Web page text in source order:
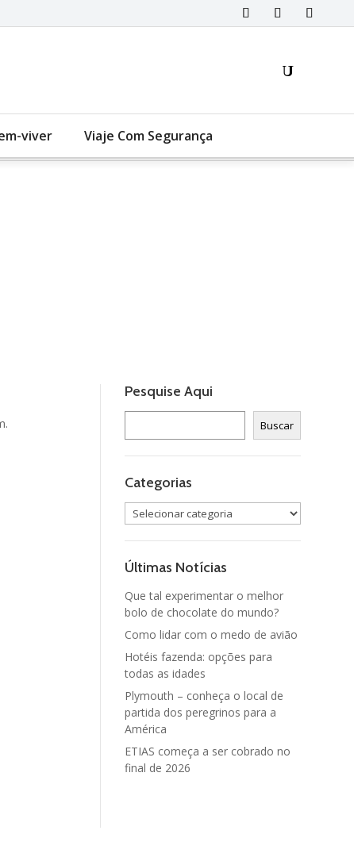
viver Viaje Com Segurança
Pesquise Aqui
Buscar
Categorias
Categorias
Últimas Notícias
Que tal experimentar o melhor
bolo de chocolate do mundo?
Como lidar com o medo de avião
Hotéis fazenda: opções para
todas as idades
Plymouth – conheça o local de
partida dos peregrinos para a
América
ETIAS começa a ser cobrado no
final de 2026